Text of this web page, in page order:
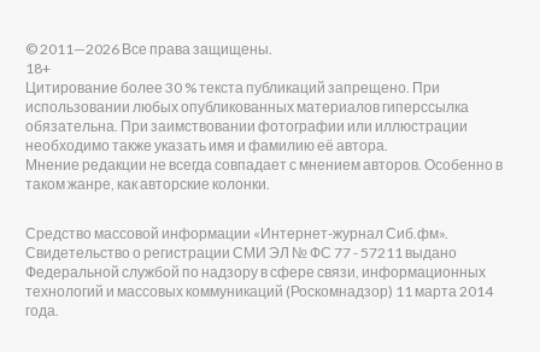
© 2011—2026 Все права защищены.
18+
Цитирование более 30 % текста публикаций запрещено. При
использовании любых опубликованных материалов гиперссылка
обязательна. При заимствовании фотографии или иллюстрации
необходимо также указать имя и фамилию её автора.
Мнение редакции не всегда совпадает с мнением авторов. Особенно в
таком жанре, как авторские колонки.
Средство массовой информации «Интернет-журнал Сиб.фм».
Свидетельство о регистрации СМИ ЭЛ № ФС 77 - 57211 выдано
Федеральной службой по надзору в сфере связи, информационных
технологий и массовых коммуникаций (Роскомнадзор) 11 марта 2014
года.